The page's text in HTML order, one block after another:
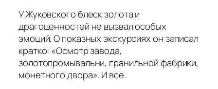
У Жуковского блеск золота и
драгоценностей не вызвал особых
эмоций. О показных экскурсиях он записал
кратко: «Осмотр завода,
золотопромывальни, гранильной фабрики,
монетного двора». И все.